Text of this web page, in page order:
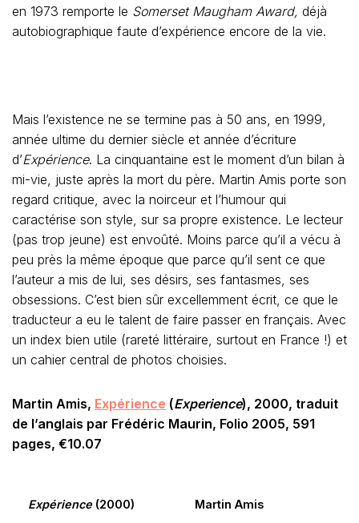
en 1973 remporte le Somerset Maugham Award, déjà
autobiographique faute d’expérience encore de la vie.
Mais l’existence ne se termine pas à 50 ans, en 1999,
année ultime du dernier siècle et année d’écriture
d’Expérience. La cinquantaine est le moment d’un bilan à
mi-vie, juste après la mort du père. Martin Amis porte son
regard critique, avec la noirceur et l’humour qui
caractérise son style, sur sa propre existence. Le lecteur
(pas trop jeune) est envoûté. Moins parce qu’il a vécu à
peu près la même époque que parce qu’il sent ce que
l’auteur a mis de lui, ses désirs, ses fantasmes, ses
obsessions. C’est bien sûr excellemment écrit, ce que le
traducteur a eu le talent de faire passer en français. Avec
un index bien utile (rareté littéraire, surtout en France !) et
un cahier central de photos choisies.
Martin Amis, Expérience (Experience), 2000, traduit
de l’anglais par Frédéric Maurin, Folio 2005, 591
pages, €10.07
Expérience (2000) Martin Amis